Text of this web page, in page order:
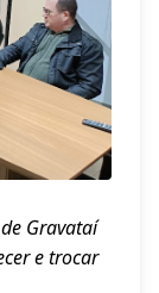
Gravataí
e trocar